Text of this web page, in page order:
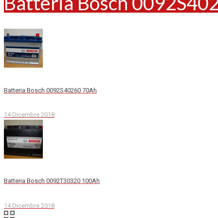
Batteria Bosch 0092S40260 70Ah
14 Dicembre 2018
Batteria Bosch 0092T30320 100Ah
14 Dicembre 2018